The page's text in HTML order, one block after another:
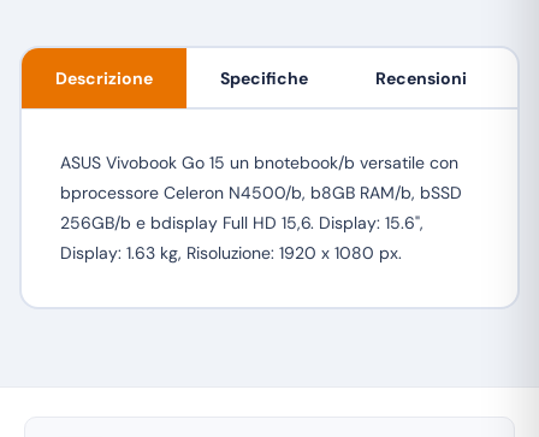
Descrizione Specifiche Recensioni
ASUS Vivobook Go 15 un bnotebook/b versatile con
bprocessore Celeron N4500/b, b8GB RAM/b, bSSD
256GB/b e bdisplay Full HD 15,6. Display: 15.6",
Display: 1.63 kg, Risoluzione: 1920 x 1080 px.